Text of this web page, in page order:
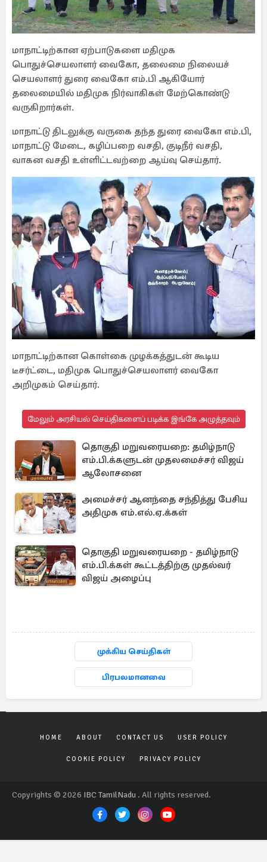
மாநாட்டிற்கான ஏற்பாடுகளை மதிமுக
பொதுச்செயலாளர் வைகோ, தலைமை நிலையச்
செயலாளர் துரை வைகோ எம்.பி ஆகியோர்
தலைமையில் மதிமுக நிர்வாகிகள் மேற்கொண்டு
வருகிறார்கள்.
மாநாட்டு திடலுக்கு வருகை தந்த துரை வைகோ எம்.பி,
மாநாட்டு மேடை, கழிப்பறை வசதி, குடிநீர் வசதி,
வாகன வசதி உள்ளிட்டவற்றை ஆய்வு செய்தார்.
மாநாட்டிற்கான கொள்கை முழக்கத்துடன் கூடிய
டீசர்ட்டை, மதிமுக பொதுச்செயலாளர் வைகோ
அறிமுகம் செய்தார்.
மேலும் அரசியல் செய்திகளைப் படிக்க இங்கே அழுத்தவும்
தொகுதி மறுவரையறை: தமிழ்நாடு
எம்.பி.க்களுடன் முதலமைச்சர் விஜய்
ஆலோசனை
அமைச்சர் ஆனந்தை சந்தித்து பேசிய
அதிமுக எம்.எல்.ஏ.க்கள்
தொகுதி மறுவரையறை - தமிழ்நாடு
எம்.பி.க்கள் கூட்டத்திற்கு முதல்வர்
விஜய் அழைப்பு
முக்கிய செய்திகள்
பிரபலமானவை
HOME ABOUT CONTACT US USER POLICY
COOKIE POLICY PRIVACY POLICY
Copyrights © 2026 IBC TamilNadu . All rights reserved.